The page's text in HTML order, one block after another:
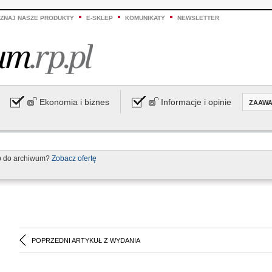
NASZE PRODUKTY E-SKLEP KOMUNIKATY NEWSLETTER
Ekonomia i biznes Informacje i opinie
do archiwum? Zobacz ofertę
POPRZEDNI ARTYKUŁ Z WYDANIA